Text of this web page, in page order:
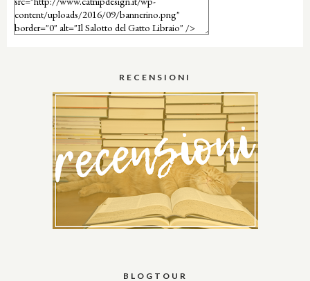
RECENSIONI
BLOGTOUR